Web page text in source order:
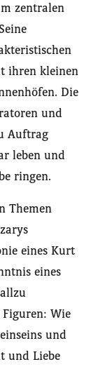
zentralen
ihren kleinen
Die
und
Auftrag
leben und
ringen.
Themen
eines Kurt
eines
Wie
und
und Liebe